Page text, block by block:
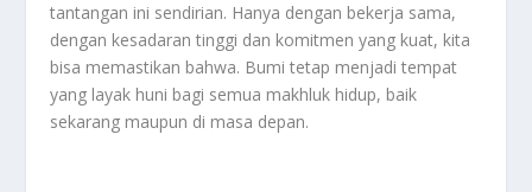
tantangan ini sendirian. Hanya dengan bekerja sama,
dengan kesadaran tinggi dan komitmen yang kuat, kita
bisa memastikan bahwa. Bumi tetap menjadi tempat
yang layak huni bagi semua makhluk hidup, baik
sekarang maupun di masa depan.